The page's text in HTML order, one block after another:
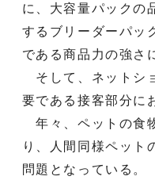
に、大容量パックの
するブリーダーパッ
である商品力の強さ
そして、ネットシ
要である接客部分に
年々、ペットの食
り、人間同様ペット
問題となっている。